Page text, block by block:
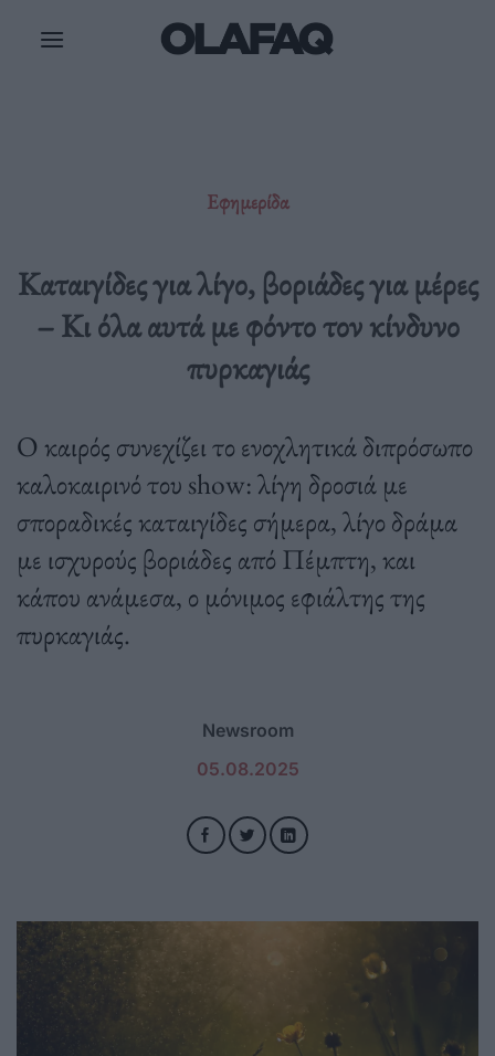
Εφημερίδα
Καταιγίδες για λίγο, βοριάδες για μέρες
– Κι όλα αυτά με φόντο τον κίνδυνο
πυρκαγιάς
Ο καιρός συνεχίζει το ενοχλητικά διπρόσωπο
καλοκαιρινό του show: λίγη δροσιά με
σποραδικές καταιγίδες σήμερα, λίγο δράμα
με ισχυρούς βοριάδες από Πέμπτη, και
κάπου ανάμεσα, ο μόνιμος εφιάλτης της
πυρκαγιάς.
Newsroom
05.08.2025